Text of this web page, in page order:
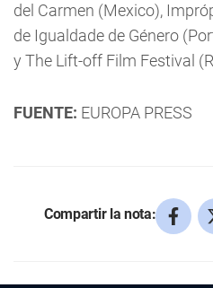
del Carmen (Mexico),
de Igualdade de Género
y The Lift-off Film Festival
FUENTE: EUROPA PRESS
Compartir la nota: